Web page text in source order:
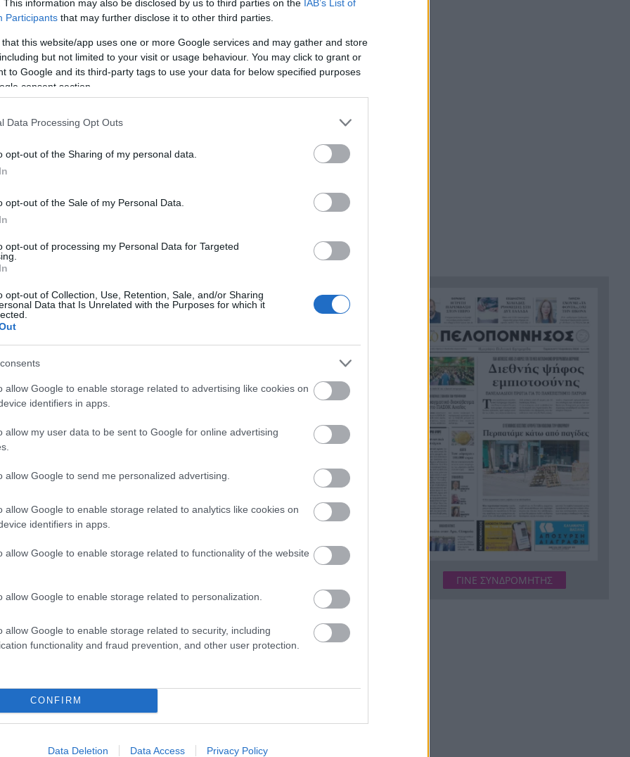
This information may also be disclosed by us to third parties on the IAB’s List of
Participants that may further disclose it to other third parties.
that this website/app uses one or more Google services and may gather and store
but not limited to your visit or usage behaviour. You may click to grant or
to Google and its third-party tags to use your data for below specified purposes
consent section.
Data Processing Opt Outs
opt-out of the Sharing of my personal data.
opt-out of the Sale of my Personal Data.
opt-out of processing my Personal Data for Targeted
opt-out of Collection, Use, Retention, Sale, and/or Sharing
Data that Is Unrelated with the Purposes for which it
allow Google to enable storage related to advertising like cookies on
identifiers in apps.
allow my user data to be sent to Google for online advertising
allow Google to send me personalized advertising.
allow Google to enable storage related to analytics like cookies on
identifiers in apps.
allow Google to enable storage related to functionality of the website
allow Google to enable storage related to personalization.
allow Google to enable storage related to security, including
functionality and fraud prevention, and other user protection.
CONFIRM
Data Deletion Data Access Privacy Policy
μια συνηθισμένη απάντηση, όπως “ξεκουραζόμασταν” ή
μου είπαν, “βάφαμε”.
δούλεψαν πολύ το καλοκαίρι. Μάλιστα, συνεργατικά έχουν
των οποίων μπορούμε να τα απολαύσουμε στην Πάτρα.
περιηγούνται σε διάφορες δομές, εγκαταλελειμμένα εργοστάσια
τα ίχνη, φτάσουν στα έργα τους.
πισίνα ξενοδοχείου –
Συνελήφθη ο ιδιοκτήτης
14:42
Σκιαδαρέσης: Άμεσες
παρεμβάσεις στην
Κανελλοπούλου για να
αντιμετωπιστούν τα
προβλήματα οδικής
ασφάλειας
14:34 Νέο πρόστιμο-ρεκόρ στη Meta:
567 εκατ. δολάρια για την
ασφάλεια των παιδιών στα
social media
14:26 ΔΕΥΑΠ: Διακοπή υδροδότησης
το Σάββατο στην Παραλία
Πατρών λόγω εργασιών
Ευρωλίγκα μπάσκετ: Με υπερ-
ΓΙΝΕ ΣΥΝΔΡΟΜΗΤΗΣ